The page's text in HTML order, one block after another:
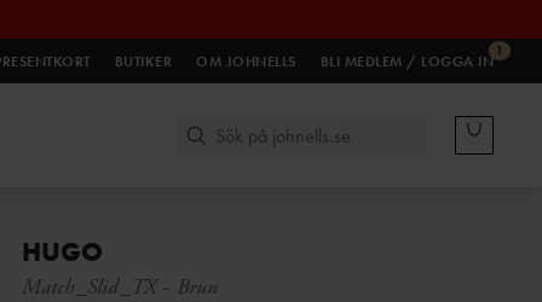
BUTIKER OM JOHNELLS
1
BLI MEDLEM / LOGGA IN
HUGO
Match_Slid_TX - Brun